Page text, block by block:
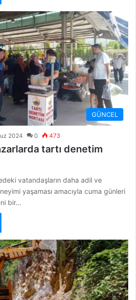
GÜNCEL
2024 0 473
tartı denetim
vatandaşların daha adil ve
yaşaması amacıyla cuma günleri
bir…